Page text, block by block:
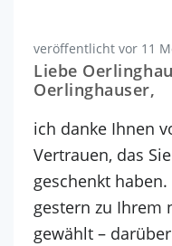
veröffentlicht vor 11
Liebe
Oerlinghauser,
ich danke Ihnen
Vertrauen, das
geschenkt
gestern zu Ihrem
gewählt –